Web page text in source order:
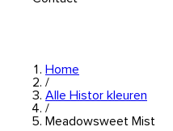
Home
/
Alle Histor kleuren
/
Meadowsweet Mist